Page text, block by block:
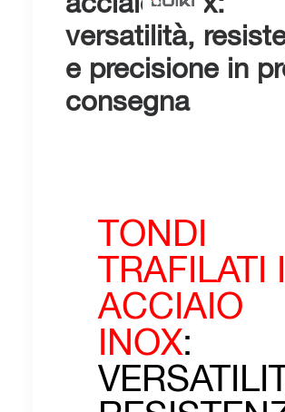
versatilità,
e precisione in
consegna
TONDI
TRAFILATI
ACCIAIO
INOX: